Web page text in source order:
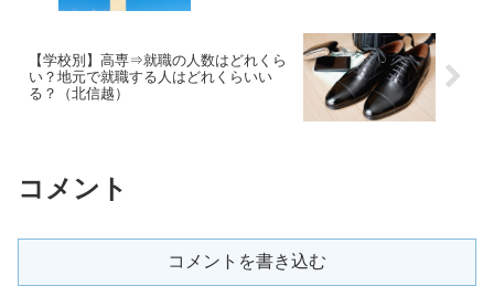
【学校別】高専⇒就職の人数はどれくら
い？地元で就職する人はどれくらいい
る？（北信越）
コメント
コメントを書き込む